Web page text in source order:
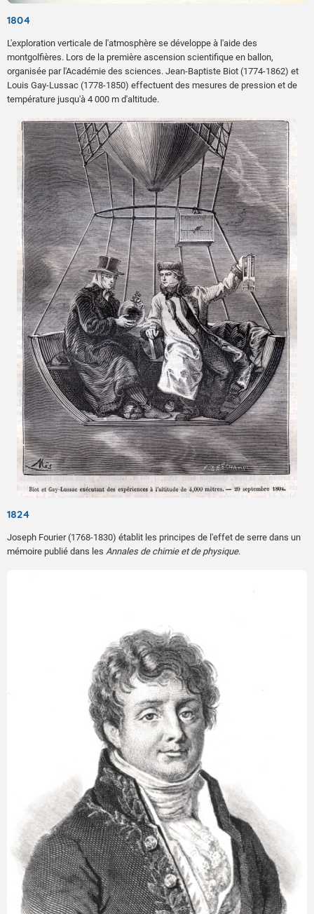
1804
L'exploration verticale de l'atmosphère se développe à l'aide des
montgolfières. Lors de la première ascension scientifique en ballon,
organisée par l'Académie des sciences. Jean-Baptiste Biot (1774-1862) et
Louis Gay-Lussac (1778-1850) effectuent des mesures de pression et de
température jusqu'à 4 000 m d'altitude.
1824
Joseph Fourier (1768-1830) établit les principes de l'effet de serre dans un
mémoire publié dans les Annales de chimie et de physique.